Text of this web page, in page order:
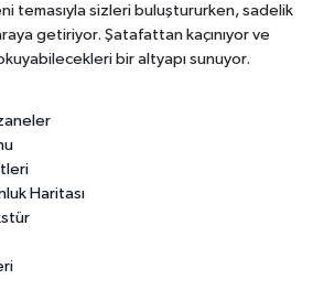
temasıyla sizleri buluştururken, sadelik
getiriyor. Şatafattan kaçınıyor ve
bir altyapı sunuyor.
Haritası